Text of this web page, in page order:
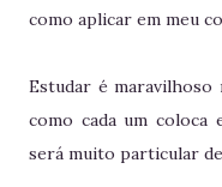
como aplicar em meu
Estudar é maravilhoso
como cada um coloca
será muito particular de